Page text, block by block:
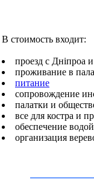
В стоимость входит:
проезд с Дніпроа
проживание в
питание
сопровождение
палатки и
все для костра и
обеспечение водой
организация